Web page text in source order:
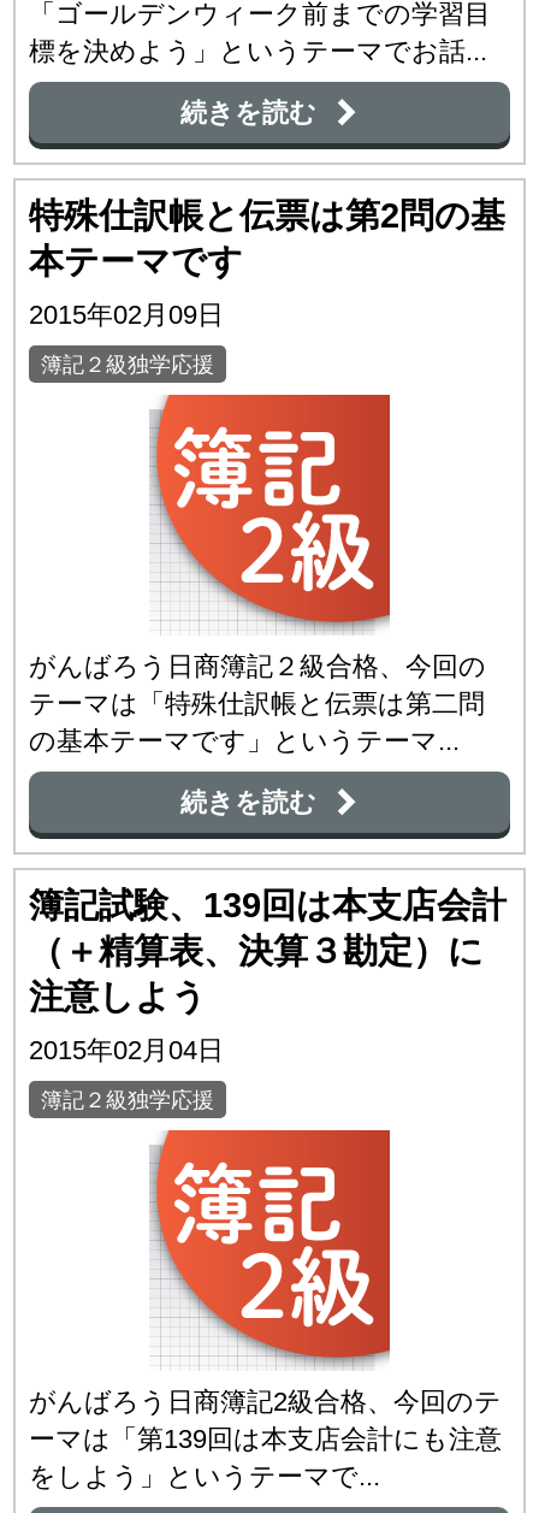
「ゴールデンウィーク前までの学習目
標を決めよう」というテーマでお話...
続きを読む
特殊仕訳帳と伝票は第2問の基
本テーマです
2015年02月09日
簿記２級独学応援
がんばろう日商簿記２級合格、今回の
テーマは「特殊仕訳帳と伝票は第二問
の基本テーマです」というテーマ...
続きを読む
簿記試験、139回は本支店会計
（＋精算表、決算３勘定）に
注意しよう
2015年02月04日
簿記２級独学応援
がんばろう日商簿記2級合格、今回のテ
ーマは「第139回は本支店会計にも注意
をしよう」というテーマで...